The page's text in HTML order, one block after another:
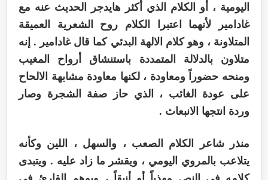
اليومية ، أو الكلام الذي أكثر هايدجر الحديث عنه مع
غادامير لأنهما اعتبرا الكلام روح الشعرية العميقة
المتلاونة ، وهو كلام الالهة البدئي كما قال غادامير . إنه
متلاون بالدلالة المتمددة باستنشاق أرواح المغيب
ومنحه حضوراً ومعاودة ، لكنها معاودة مشابهة الالحاح
على عودة الغائب ، الذي حاز صفة الشجرة وصار
وردة انتجها الانبعاث .
منذر شاعر الكلام الصعب ، والسهل ، اللين وكأنه
يتلاعب بالمروي اليومي ، ويقشر ما زاد عليه . ويتبدى